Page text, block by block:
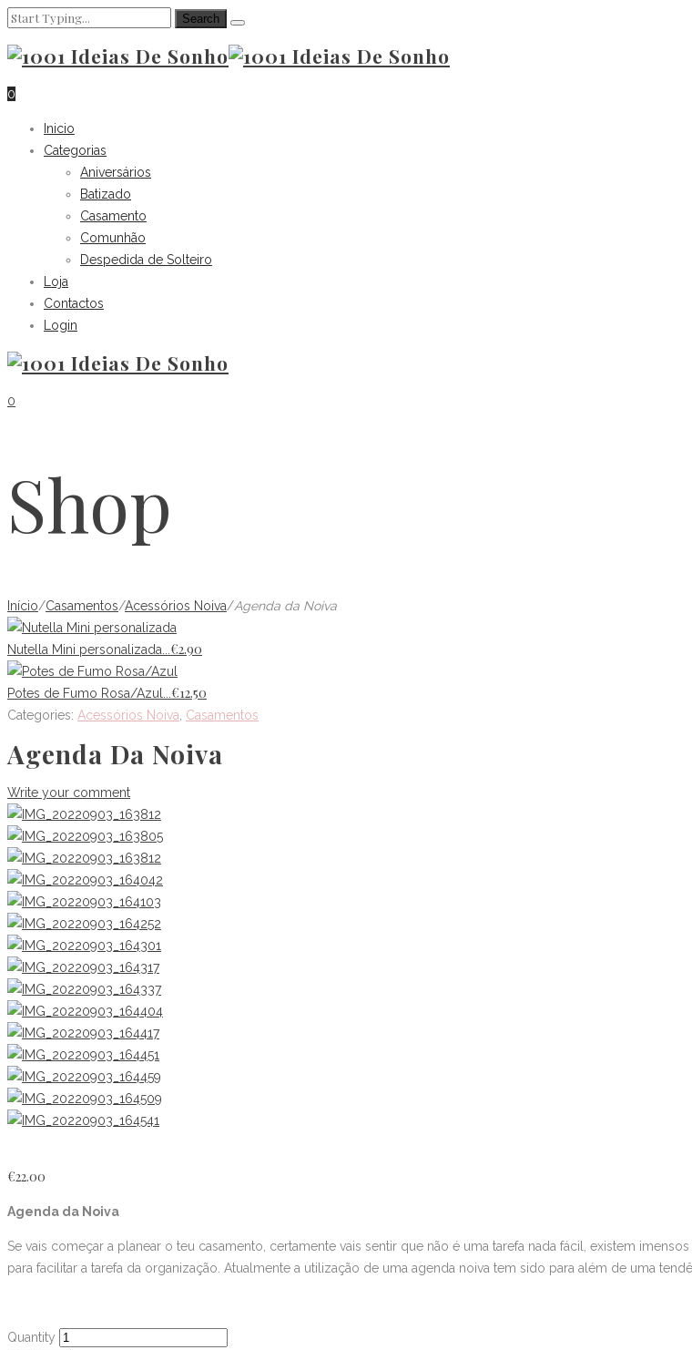
0
Inicio
Categorias
Aniversários
Batizado
Casamento
Comunhão
Despedida de Solteiro
Loja
Contactos
Login
0
Shop
Início/Casamentos/Acessórios Noiva/Agenda da Noiva
Nutella Mini personalizada... €2.90
Potes de Fumo Rosa/Azul... €12.50
Categories: Acessórios Noiva Casamentos
Agenda Da Noiva
Write your comment
€22.00
Agenda da Noiva
Se vais começar a planear o teu casamento, certamente vais sentir que não é uma tarefa nada fácil, existem
para facilitar a tarefa da organização. Atualmente a utilização de uma agenda noiva tem sido para além de uma
Agenda
Quantity